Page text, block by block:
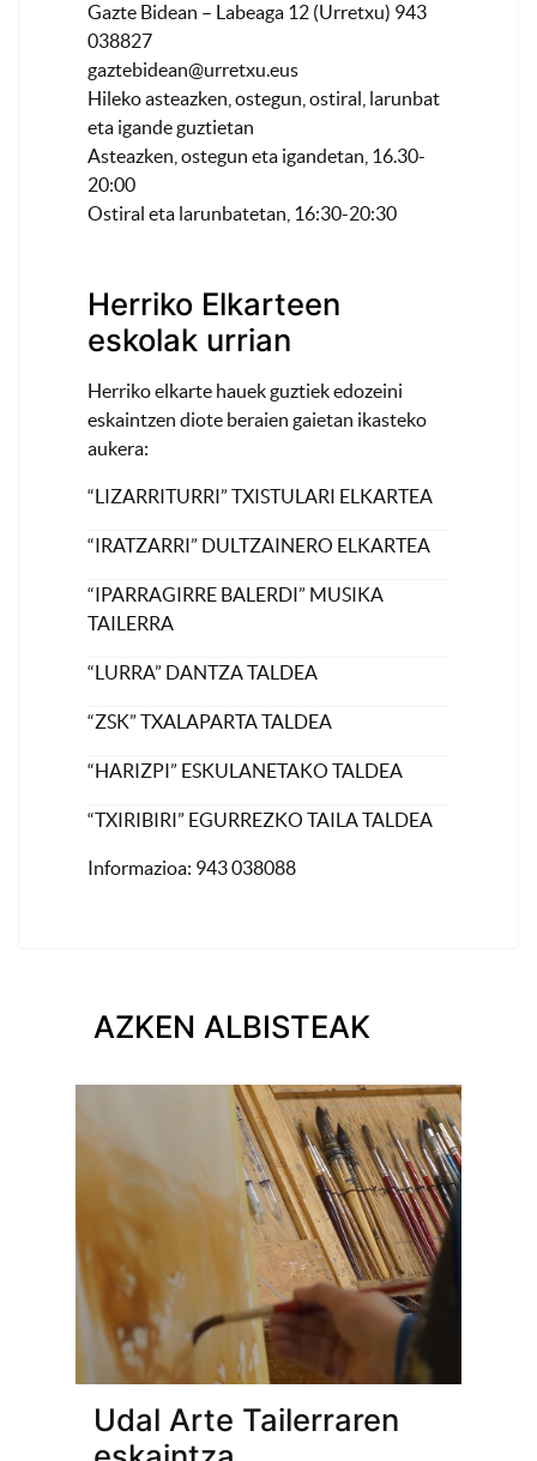
Gazte Bidean – Labeaga 12 (Urretxu) 943
038827
gaztebidean@urretxu.eus
Hileko asteazken, ostegun, ostiral, larunbat
eta igande guztietan
Asteazken, ostegun eta igandetan, 16.30-
20:00
Ostiral eta larunbatetan, 16:30-20:30
Herriko Elkarteen
eskolak urrian
Herriko elkarte hauek guztiek edozeini
eskaintzen diote beraien gaietan ikasteko
aukera:
“LIZARRITURRI” TXISTULARI ELKARTEA
“IRATZARRI” DULTZAINERO ELKARTEA
“IPARRAGIRRE BALERDI” MUSIKA
TAILERRA
“LURRA” DANTZA TALDEA
“ZSK” TXALAPARTA TALDEA
“HARIZPI” ESKULANETAKO TALDEA
“TXIRIBIRI” EGURREZKO TAILA TALDEA
Informazioa: 943 038088
AZKEN ALBISTEAK
Udal Arte Tailerraren